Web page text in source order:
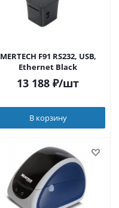
MERTECH F91 RS232, USB,
Ethernet Black
13 188 ₽/шт
В корзину